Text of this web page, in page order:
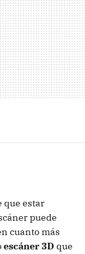
que estar
puede
cuanto más
escáner 3D que